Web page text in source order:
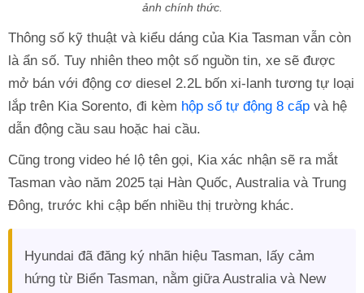
ảnh chính thức.
Thông số kỹ thuật và kiểu dáng của Kia Tasman vẫn còn
là ẩn số. Tuy nhiên theo một số nguồn tin, xe sẽ được
mở bán với động cơ diesel 2.2L bốn xi-lanh tương tự loại
lắp trên Kia Sorento, đi kèm hộp số tự động 8 cấp và hệ
dẫn động cầu sau hoặc hai cầu.
Cũng trong video hé lộ tên gọi, Kia xác nhận sẽ ra mắt
Tasman vào năm 2025 tại Hàn Quốc, Australia và Trung
Đông, trước khi cập bến nhiều thị trường khác.
Hyundai đã đăng ký nhãn hiệu Tasman, lấy cảm
hứng từ Biển Tasman, nằm giữa Australia và New